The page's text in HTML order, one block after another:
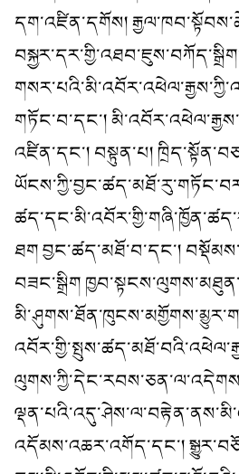
དག་འཛིན་དགོས།
གཏོང་བ་དང་།
འཛིན་དང་། བསྟུན་པ།
ཐག བྱང་ཚད་མཐོ་བ་དང་།
བཟང་སྒྲིག
འདོམས་འཆར་འགོད་དང་།